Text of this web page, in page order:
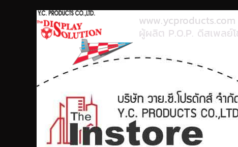
www.ycproducts.com
ผู้ผลิต P.O.P. ดีสเพลย์